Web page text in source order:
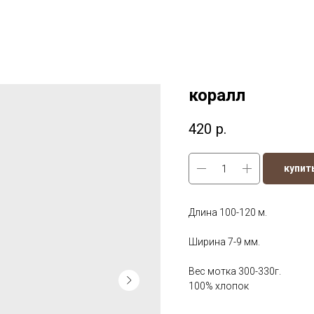
коралл
420 р.
Длина 100-120 м.
Ширина 7-9 мм.
Вес мотка 300-330г.
100% хлопок